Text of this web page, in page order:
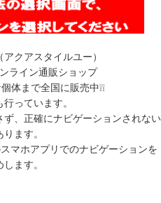
クアスタイルユー）
ライン通販ショップ
体まで全国に販売中❕❕
っています。
、正確にナビゲーションされない
ます。
マホアプリでのナビゲーションを
ます。